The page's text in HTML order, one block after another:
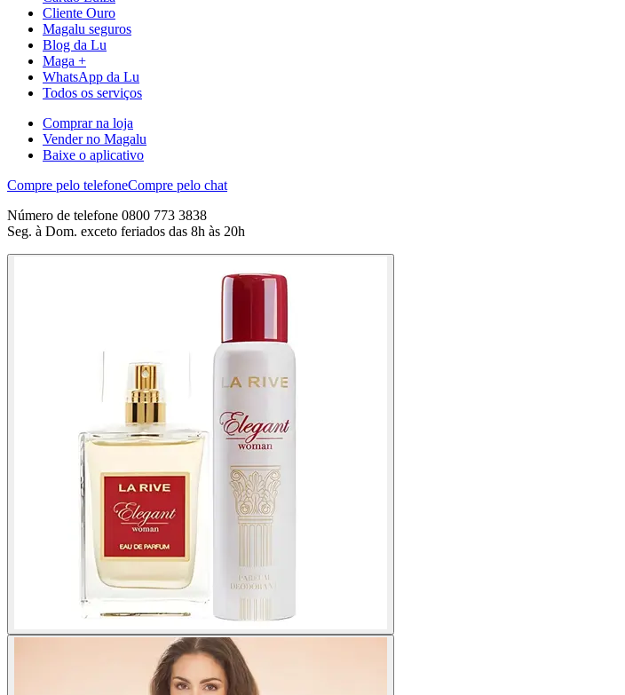
Cliente Ouro
Magalu seguros
Blog da Lu
Maga +
WhatsApp da Lu
Todos os serviços
Comprar na loja
Vender no Magalu
Baixe o aplicativo
Compre pelo telefoneCompre pelo chat
Número de telefone 0800 773 3838
Seg. à Dom. exceto feriados das 8h às 20h